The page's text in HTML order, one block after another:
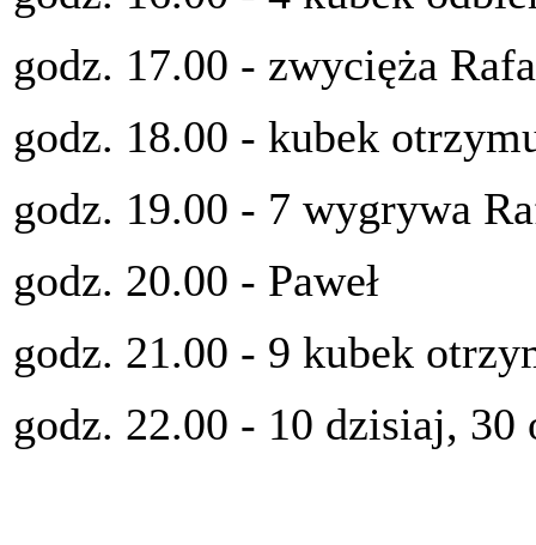
godz. 17.00 - zwycięża
godz. 18.00 - kubek
godz. 19.00 - 7 wygrywa
godz. 20.00 - Paweł
godz. 21.00 - 9 kubek
godz. 22.00 - 10 dzisiaj, 30